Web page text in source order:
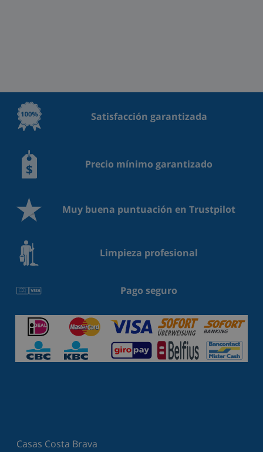
Satisfacción garantizada
Precio mínimo garantizado
Muy buena puntuación en Trustpilot
Limpieza profesional
Pago seguro
Casas Costa Brava